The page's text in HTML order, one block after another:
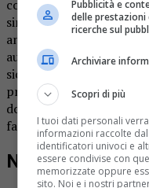
corso degli anni(
sindaco Roberto
anche ad una velocità
automobilisti, hanno
sicuri quei punti della
presente la situazione
dopo parecchi anni, le
fatte».
Nuovi interventi
Pubblicità e
delle prestazioni
ricerche sul
Archiviare
Scopri di più
I tuoi dati personali
informazioni raccolte
identificatori univoci e
essere condivise con
memorizzate oppure
sito. Noi e i nostri